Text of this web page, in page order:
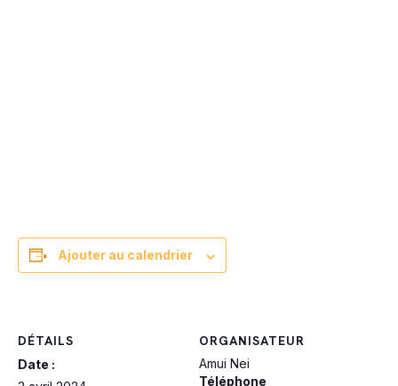
Ajouter au calendrier
DÉTAILS
Date :
ORGANISATEUR
Amui Nei
Téléphone